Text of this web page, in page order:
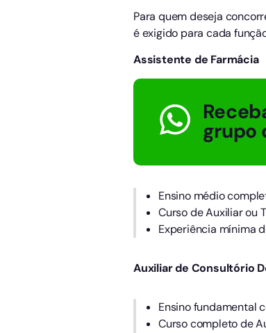
Para quem deseja
é exigido para cada
Assistente de Farmácia
grupo
Ensino médio
Curso de Auxiliar ou
Experiência mínima
Auxiliar de Consultório
Ensino fundamental
Curso completo de